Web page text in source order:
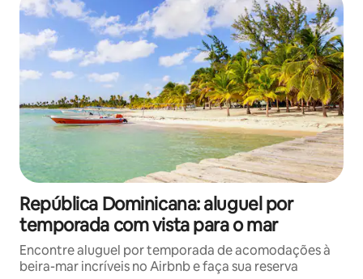
República Dominicana: aluguel por
temporada com vista para o mar
Encontre aluguel por temporada de acomodações à
beira-mar incríveis no Airbnb e faça sua reserva